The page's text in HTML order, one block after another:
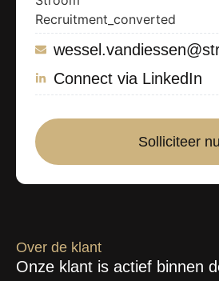
Over de klant
Onze klant is actief binnen
Connect via LinkedIn
Solliciteer nu